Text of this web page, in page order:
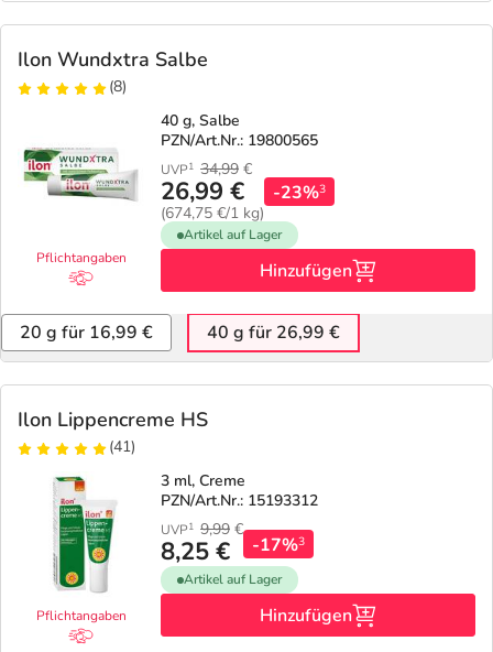
Ilon Wundxtra Salbe
(8)
Pflichtangaben
40 g, Salbe
PZN/Art.Nr.: 19800565
UVP1 34,99 €
26,99 €
(674,75 €/1 kg)
-23%3
Artikel auf Lager
Hinzufügen
20 g für 16,99 € 40 g für 26,99 €
Ilon Lippencreme HS
(41)
Pflichtangaben
3 ml, Creme
PZN/Art.Nr.: 15193312
UVP1 9,99 €
8,25 € -17%3
Artikel auf Lager
Hinzufügen